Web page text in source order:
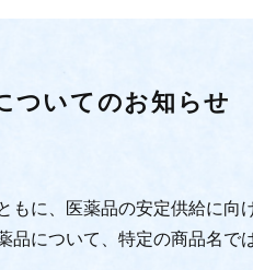
ついてのお知らせ
に、医薬品の安定供給に向
品について、特定の商品名